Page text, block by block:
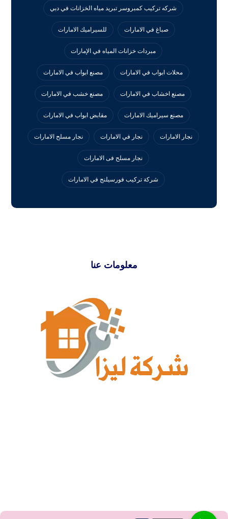
شركه تركيب كمبروسر تبريد مياه الخزانات في دبي
صباغ في الامارات للسيراميك الامارات
مبردات خزانات المياه في الإمارات
محلات ابواب في الامارات مصنع ابواب في الامارات
مصنع اخشاب في الامارات مصنع خشب في الامارات
مصنع سيراميك الامارات مقابض ابواب في الامارات
نجار الامارات نجار في الامارات نجار مسلح الامارات
نجار مسلح فى الامارات
‏شركة تركيب فورسيلنج في الامارات
معلومات عنا